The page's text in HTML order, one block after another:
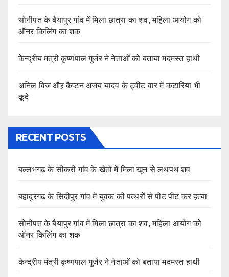
सोनीपत के बैयापुर गांव में मिला छात्रा का शव, महिला आयोग को
ऑनर किलिंग का शक
केन्द्रीय मंत्री कृष्णपाल गुर्जर ने नेताओं को बताया मदमस्त हाथी
अनिल विज औऱ कैप्टन अजय यादव के ट्वीट वार में कटारिया भी
कूदे
RECENT POSTS
बल्लभगढ़ के सीकरी गांव के खेतों में मिला खून से लथपथ शव
बहादुरगढ़ के सिदीपुर गांव में युवक की पत्थरों से पीट पीट कर हत्या
सोनीपत के बैयापुर गांव में मिला छात्रा का शव, महिला आयोग को
ऑनर किलिंग का शक
केन्द्रीय मंत्री कृष्णपाल गुर्जर ने नेताओं को बताया मदमस्त हाथी